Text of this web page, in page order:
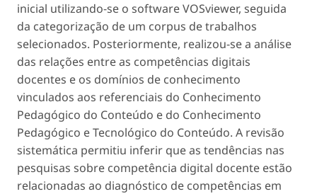
inicial utilizando-se o softwareVOSviewer, seguida
da categorização de um corpus de trabalhos
selecionados. Posteriormente, realizou-se a análise
das relações entre as competências digitais
docentes e os domínios de conhecimento
vinculados aos referenciais do Conhecimento
Pedagógico do Conteúdo e do Conhecimento
Pedagógico e Tecnológico do Conteúdo. A revisão
sistemática permitiu inferir que as tendências nas
pesquisas sobre competência digital docente estão
relacionadas ao diagnóstico de competências em